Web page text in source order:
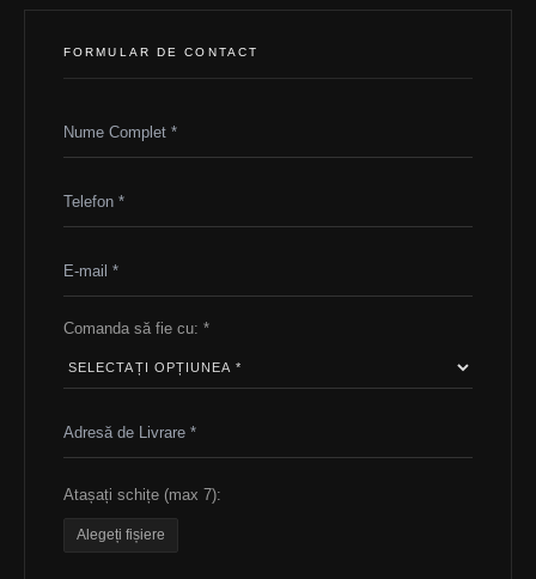
FORMULAR DE CONTACT
Comanda să fie cu: *
Atașați schițe (max 7):
Alegeți fișiere